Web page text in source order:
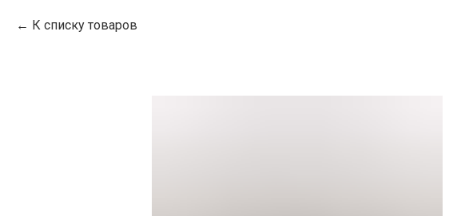
К списку товаров